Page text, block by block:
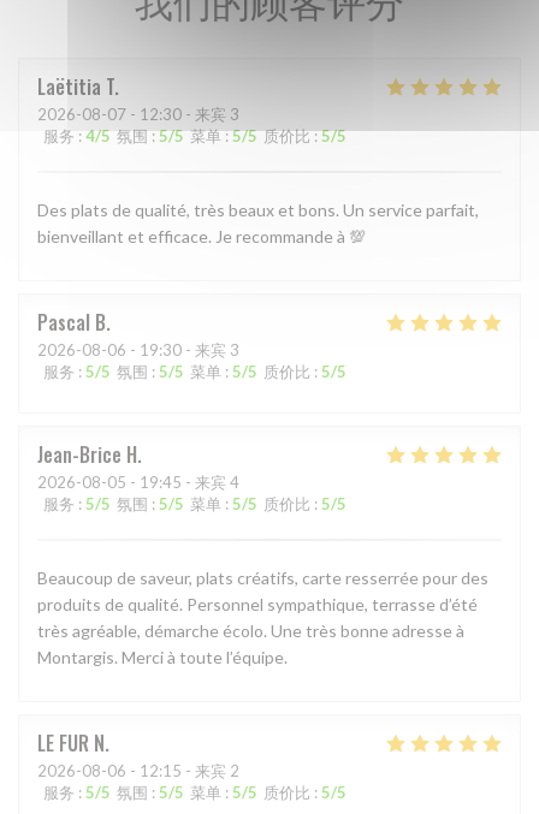
Laëtitia T
2026-08-07 - 12:30 - 来宾 3
服务 : 4/5 氛围: 5/5 菜单:5/5 质价比:5/5
Des plats de qualité, très beaux et bons. Un service parfait,
bienveillant et efficace. Je recommande à 💯
Pascal B
2026-08-06 - 19:30 - 来宾 3
服务 : 5/5 氛围 : 5/5 菜单 : 5/5 质价比 : 5/5
Jean-Brice H
2026-08-05 - 19:45 - 来宾 4
服务 : 5/5 氛围 : 5/5 菜单 : 5/5 质价比 : 5/5
Beaucoup de saveur, plats créatifs, carte resserrée pour des
produits de qualité. Personnel sympathique, terrasse d’été
très agréable, démarche écolo. Une très bonne adresse à
Montargis. Merci à toute l’équipe.
LE FUR N
2026-08-06 - 12:15 - 来宾 2
服务 : 5/5 氛围 : 5/5 菜单 : 5/5 质价比 : 5/5